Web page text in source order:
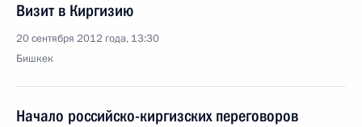
Визит в Киргизию
20 сентября 2012 года, 13:30
Бишкек
Начало российско-киргизских переговоров